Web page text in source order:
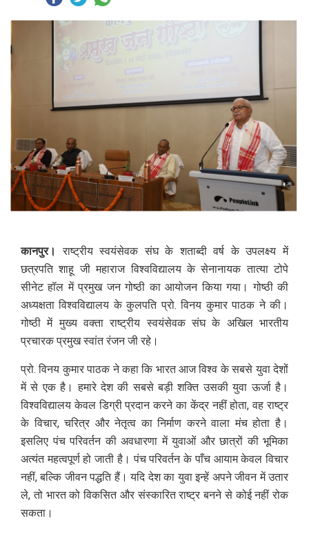
कानपुर।राष्ट्रीय स्वयंसेवक संघ के शताब्दी वर्ष के उपलक्ष्य में
छत्रपति शाहू जी महाराज विश्वविद्यालय के सेनानायक तात्या टोपे
सीनेट हॉल में प्रमुख जन गोष्ठी का आयोजन किया गया। गोष्ठी की
अध्यक्षता विश्वविद्यालय के कुलपति प्रो. विनय कुमार पाठक ने की।
गोष्ठी में मुख्य वक्ता राष्ट्रीय स्वयंसेवक संघ के अखिल भारतीय
प्रचारक प्रमुख स्वांत रंजन जी रहे।
प्रो. विनय कुमार पाठक ने कहा कि भारत आज विश्व के सबसे युवा देशों
में से एक है। हमारे देश की सबसे बड़ी शक्ति उसकी युवा ऊर्जा है।
विश्वविद्यालय केवल डिग्री प्रदान करने का केंद्र नहीं होता, वह राष्ट्र
के विचार, चरित्र और नेतृत्व का निर्माण करने वाला मंच होता है।
इसलिए पंच परिवर्तन की अवधारणा में युवाओं और छात्रों की भूमिका
अत्यंत महत्वपूर्ण हो जाती है। पंच परिवर्तन के पाँच आयाम केवल विचार
नहीं, बल्कि जीवन पद्धति हैं। यदि देश का युवा इन्हें अपने जीवन में उतार
ले, तो भारत को विकसित और संस्कारित राष्ट्र बनने से कोई नहीं रोक
सकता।